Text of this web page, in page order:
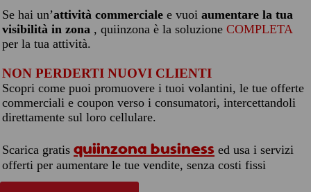
Se hai un’attività commerciale e vuoi aumentare la tua
visibilità in zona , quiinzona è la soluzione COMPLETA
per la tua attività.
NON PERDERTI NUOVI CLIENTI
Scopri come puoi promuovere i tuoi volantini, le tue offerte
commerciali e coupon verso i consumatori, intercettandoli
direttamente sul loro cellulare.
Scarica gratis quiinzona business ed usa i servizi
offerti per aumentare le tue vendite, senza costi fissi